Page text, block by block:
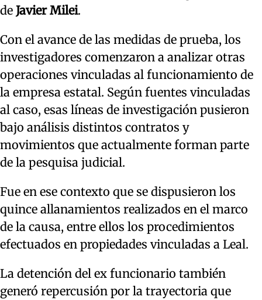
de Javier Milei.
Con el avance de las medidas de prueba, los
investigadores comenzaron a analizar otras
operaciones vinculadas al funcionamiento de
la empresa estatal. Según fuentes vinculadas
al caso, esas líneas de investigación pusieron
bajo análisis distintos contratos y
movimientos que actualmente forman parte
de la pesquisa judicial.
Fue en ese contexto que se dispusieron los
quince allanamientos realizados en el marco
de la causa, entre ellos los procedimientos
efectuados en propiedades vinculadas a Leal.
La detención del ex funcionario también
generó repercusión por la trayectoria que